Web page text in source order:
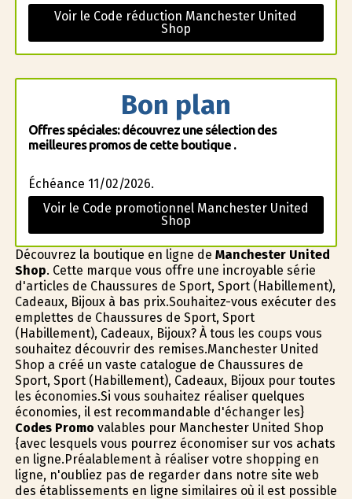
Voir le Code réduction Manchester United
Shop
Bon plan
Offres spéciales: découvrez une sélection des
meilleures promos de cette boutique .
Échéance 11/02/2026.
Voir le Code promotionnel Manchester United
Shop
Découvrez la boutique en ligne de Manchester United
Shop. Cette marque vous offre une incroyable série
d'articles de Chaussures de Sport, Sport (Habillement),
Cadeaux, Bijoux à bas prix.Souhaitez-vous exécuter des
emplettes de Chaussures de Sport, Sport
(Habillement), Cadeaux, Bijoux? À tous les coups vous
souhaitez découvrir des remises.Manchester United
Shop a créé un vaste catalogue de Chaussures de
Sport, Sport (Habillement), Cadeaux, Bijoux pour toutes
les économies.Si vous souhaitez réaliser quelques
économies, il est recommandable d'échanger les}
Codes Promo valables pour Manchester United Shop
{avec lesquels vous pourrez économiser sur vos achats
en ligne.Préalablement à réaliser votre shopping en
ligne, n'oubliez pas de regarder dans notre site web
des établissements en ligne similaires où il est possible